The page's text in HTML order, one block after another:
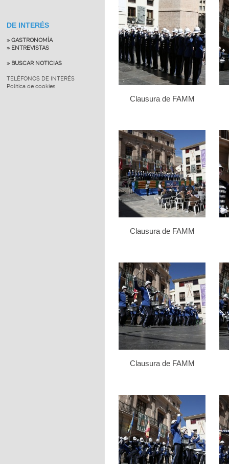
DE INTERÉS
» GASTRONOMÍA
» ENTREVISTAS
» BUSCAR NOTICIAS
TELÉFONOS DE INTERÉS
Política de cookies
Clausura de FAMM
Clausura de FAMM
Clausura de FAMM